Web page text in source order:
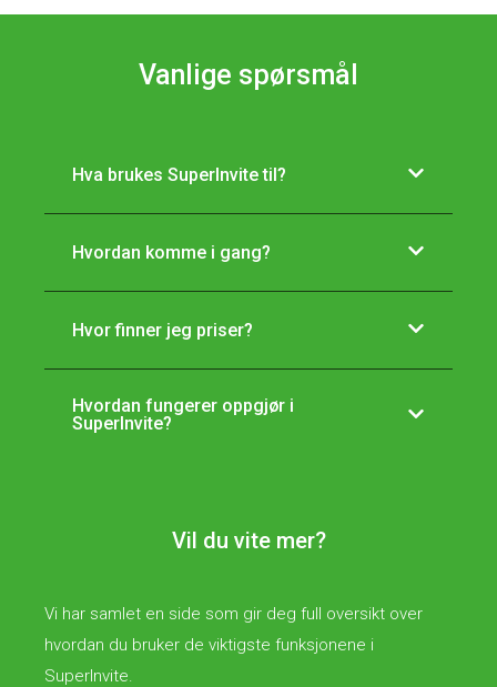
Vil du vite mer?
Vi har samlet en side som gir deg full oversikt over
hvordan du bruker de viktigste funksjonene i
SuperInvite.
Vanlige spørsmål
Hva brukes SuperInvite til?
Hvordan komme i gang?
Hvor finner jeg priser?
Hvordan fungerer oppgjør i
SuperInvite?